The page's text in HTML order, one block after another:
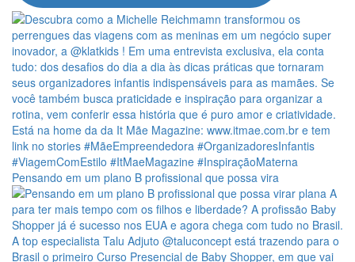
Pensando em um plano B profissional que possa vira